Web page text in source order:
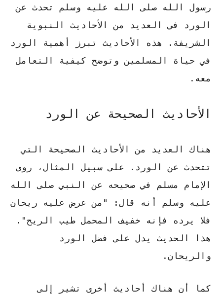
رسول الله صلى الله عليه وسلم تحدث عن
الورد في العديد من الأحاديث النبوية
الشريفة. هذه الأحاديث تبرز أهمية الورد
في حياة المسلمين وتوضح كيفية التعامل
معه.
الأحاديث الصحيحة عن الورد
هناك العديد من الأحاديث الصحيحة التي
تتحدث عن الورد. على سبيل المثال، روى
الإمام مسلم في صحيحه عن النبي صلى الله
عليه وسلم أنه قال: "من عرض عليه ريحان
فلا يرده فإنه خفيف المحمل طيب الريح".
هذا الحديث يدل على فضل الورد
والريحان.
كما أن هناك أحاديث أخرى تشير إلى